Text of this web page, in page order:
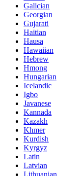
Galician
Georgian
Gujarati
Haitian
Hausa
Hawaiian
Hebrew
Hmong
Hungarian
Icelandic
Igbo
Javanese
Kannada
Kazakh
Khmer
Kurdish
Kyrgyz
Latin
Latvian
Lithuanian